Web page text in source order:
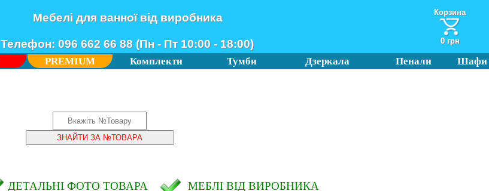
Мебелі для ванної від виробника
Телефон: 096 662 66 88 (Пн - Пт 10:00 - 18:00)
Корзина
0 грн
PREMIUM Комплекти Тумби Дзеркала Пенали Шафи
ДЕТАЛЬНІ ФОТО ТОВАРА МЕБЛІ ВІД ВИРОБНИКА